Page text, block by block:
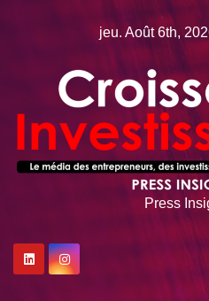
jeu. Août 6th,
Press